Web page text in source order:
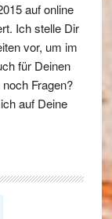
auf online
Ich stelle Dir
vor, um im
für Deinen
Fragen?
auf Deine